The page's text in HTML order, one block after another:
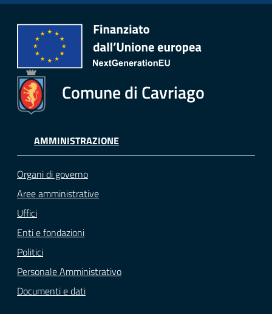
Comune di Cavriago
AMMINISTRAZIONE
Organi di governo
Aree amministrative
Uffici
Enti e fondazioni
Politici
Personale Amministrativo
Documenti e dati